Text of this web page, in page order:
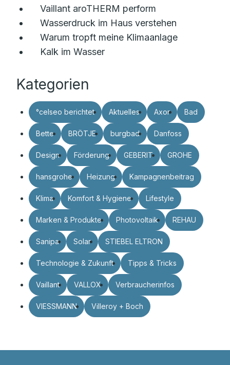
Vaillant aroTHERM perform
Wasserdruck im Haus verstehen
Warum tropft meine Klimaanlage
Kalk im Wasser
Kategorien
°celseo berichtet Aktuelles Axor Bad
Bette BRÖTJE burgbad Danfoss
Design Förderung GEBERIT GROHE
hansgrohe Heizung Kampagnenbeitrag
Klima Komfort & Hygiene Lifestyle
Marken & Produkte Photovoltaik REHAU
Sanipa Solar STIEBEL ELTRON
Technologie & Zukunft Tipps & Tricks
Vaillant VALLOX Verbraucherinfos
VIESSMANN Villeroy + Boch